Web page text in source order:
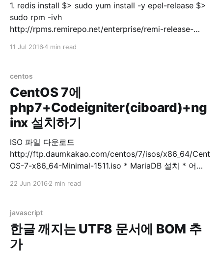
1. redis install $> sudo yum install -y epel-release $>
sudo rpm -ivh
http://rpms.remirepo.net/enterprise/remi-release-
status redis.servicestatus 실행 후 ● redis.service -
11 Jul 20164 min read
centos
CentOS 7에
php7+Codeigniter(ciboard)+ng
inx 설치하기
ISO 파일 다운로드
http://ftp.daumkakao.com/centos/7/isos/x86_64/Cent
OS-7-x86_64-Minimal-1511.iso * MariaDB 설치 * 어플
mysql_secure_installation prompts: Enter current
password for root (enter for none)
22 Jun 2016 2 min read
javascript
한글 깨지는 UTF8 문서에 BOM 추
가